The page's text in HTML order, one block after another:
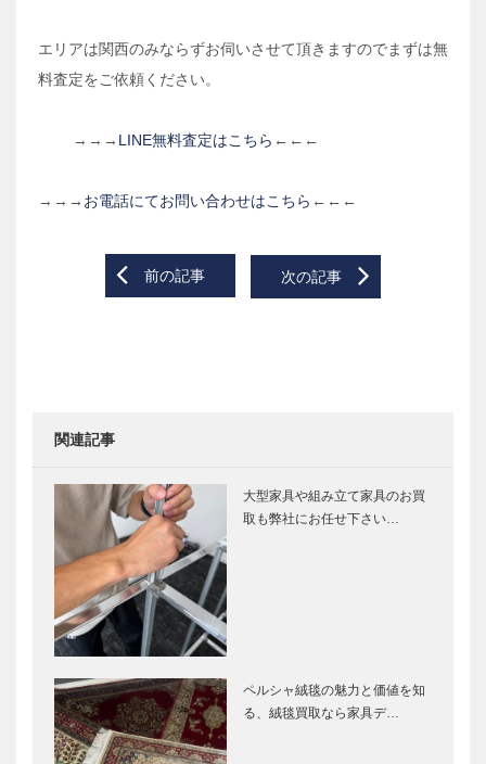
エリアは関西のみならずお伺いさせて頂きますのでまずは無
料査定をご依頼ください。
→→→ LINE無料査定はこちら ←←←
→→→ お電話にてお問い合わせはこちら ←←←
navigation
前の記事 次の記事
関連記事
大型家具や組み立て家具のお買
取も弊社にお任せ下さい…
ペルシャ絨毯の魅力と価値を知
る、絨毯買取なら家具デ…